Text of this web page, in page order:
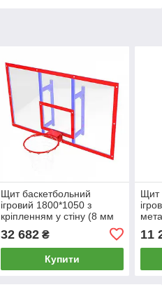
Щит баскетбольний
ігровий 1800*1050 з
кріпленням у стіну (8 мм
32 682₴
Купити
Щит
11